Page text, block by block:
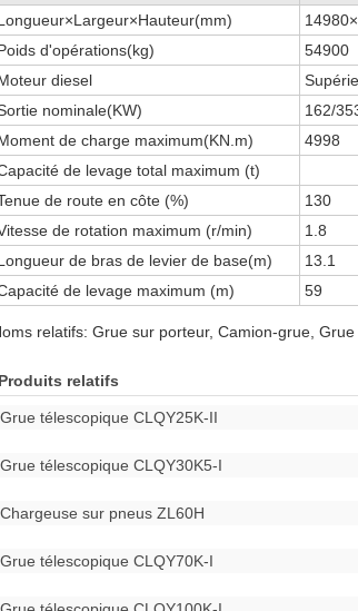
d'opérations(kg)
54900
diesel
nominale(KW)
162/
de charge maximum(KN.m)
4998
de levage total maximum (t)
de route en côte (%)
130
de rotation maximum (r/min)
1.8
de bras de levier de base(m)
13.1
de levage maximum (m)
59
relatifs: Grue sur porteur, Camion-grue,
relatifs
Grue télescopique CLQY25K-II
Grue télescopique CLQY30K5-I
Chargeuse sur pneus ZL60H
Grue télescopique CLQY70K-I